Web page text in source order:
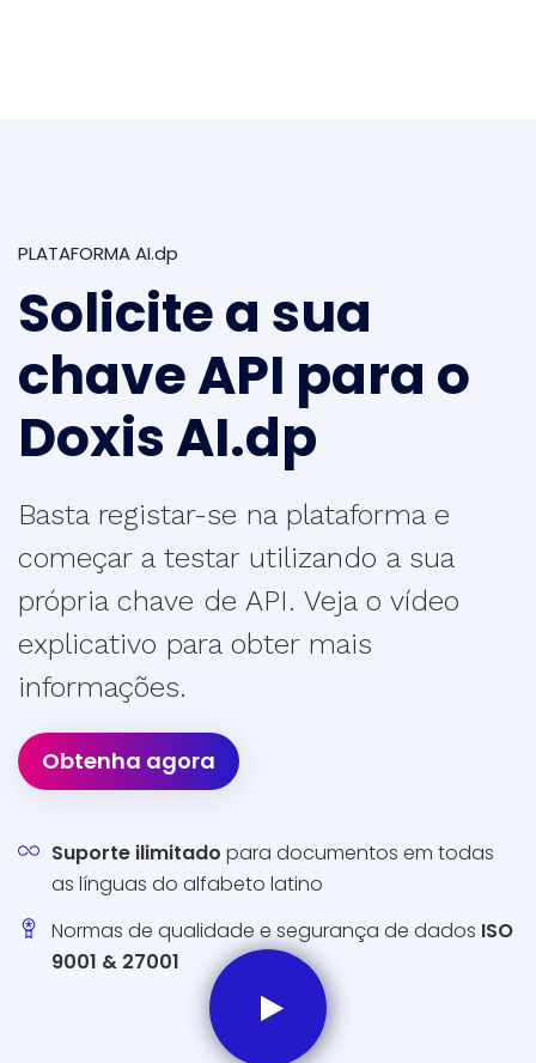
PLATAFORMA AI.dp
Solicite a sua
chave API para o
Doxis AI.dp
Basta registar-se na plataforma e
começar a testar utilizando a sua
própria chave de API. Veja o vídeo
explicativo para obter mais
informações.
Obtenha agora
Suporte ilimitado para documentos em todas
as línguas do alfabeto latino
Normas de qualidade e segurança de dados ISO
9001 & 27001